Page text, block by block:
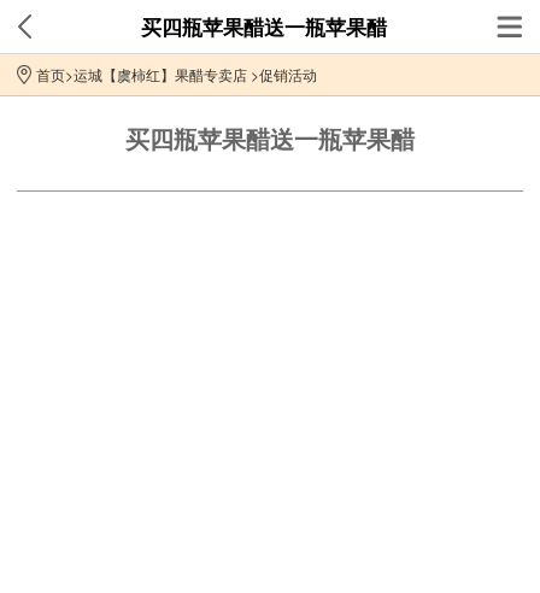
买四瓶苹果醋送一瓶苹果醋
首页>运城【虞柿红】果醋专卖店 >促销活动
买四瓶苹果醋送一瓶苹果醋